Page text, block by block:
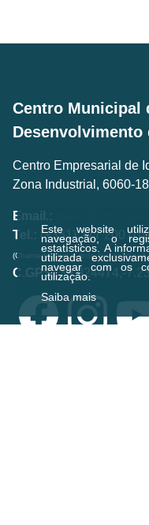
Este website
navegação, o
estatísticos.A
utilizada
navegar com os
utilização.
Saiba mais
Centro Municipal
Desenvolvimento
Centro Empresarial de
Zona Industrial, 6060-
Email.:
Tel.: (+351) 277 200 010
(Chamada para a rede fixa nacional)
C.GPS:39.924474,-